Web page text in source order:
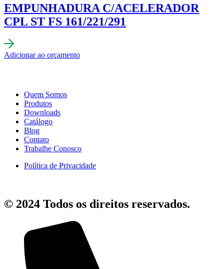
EMPUNHADURA C/ACELERADOR
CPL ST FS 161/221/291
Adicionar ao orçamento
Quem Somos
Produtos
Downloads
Catálogo
Blog
Contato
Trabalhe Conosco
Política de Privacidade
© 2024 Todos os direitos reservados.